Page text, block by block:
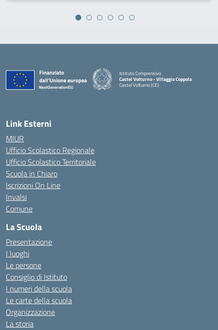
Istituto Comprensivo
Castel Volturno - Villaggio Coppola
Castel Volturno (CE)
Link Esterni
MIUR
Ufficio Scolastico Regionale
Ufficio Scolastico Territoriale
Scuola in Chiaro
Iscrizioni On Line
Invalsi
Comune
La Scuola
Presentazione
I luoghi
Le persone
Consiglio di Istituto
I numeri della scuola
Le carte della scuola
Organizzazione
La storia